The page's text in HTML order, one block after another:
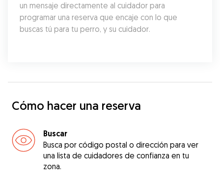
un mensaje directamente al cuidador para
programar una reserva que encaje con lo que
buscas tú para tu perro, y su cuidador.
Cómo hacer una reserva
Buscar
Busca por código postal o dirección para ver
una lista de cuidadores de confianza en tu
zona.